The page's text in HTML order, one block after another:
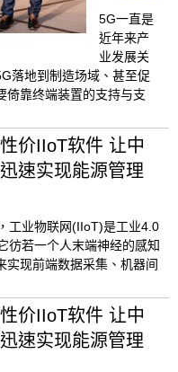
5G一直是
近年来产
业发展关
落地到制造场域、甚至促
倚靠终端装置的支持与支
价IIoT软件 让中
速实现能源管理
工业物联网(IIoT)是工业4.0
彷若一个人末端神经的感知
实现前端数据采集、机器间
价IIoT软件 让中
速实现能源管理